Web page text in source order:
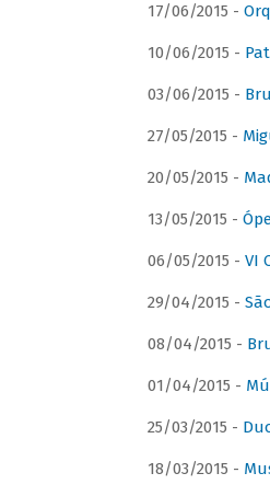
17/06/2015 -
10/06/2015 -
03/06/2015 -
27/05/2015 -
20/05/2015 -
13/05/2015 -
06/05/2015 - VI
29/04/2015 -
08/04/2015 -
01/04/2015 -
25/03/2015 -
18/03/2015 -